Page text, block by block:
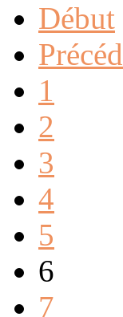
Début
1
2
3
4
5
6
7